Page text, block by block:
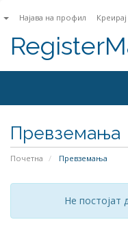
Најава на профил
Превземања
Почетна Превземања
Не постојат